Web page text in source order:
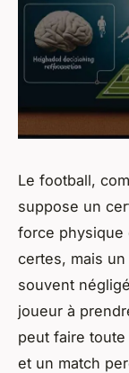
Le football,
suppose un
force physique
certes, mais
souvent
joueur à
peut faire
et un match